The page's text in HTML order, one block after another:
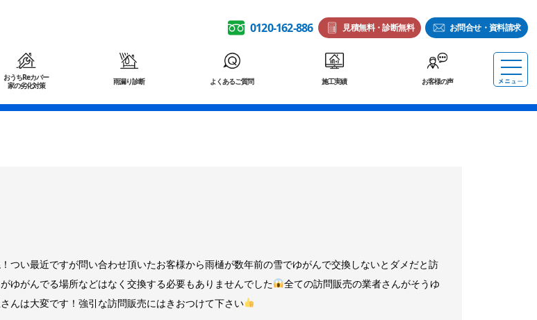
おうちReカバー
家の劣化対策
雨漏り診断 よくあるご質問 施工実績 お客様の声
つい最近ですが問い合わせ頂いたお客様から雨樋が数年前の雪でゆがんで交換しないとダメだと訪
ゆがんでる場所などはなく交換する必要もありませんでした
全ての訪問販売の業者さんがそうゆ
んは大変です！強引な訪問販売にはきおつけて下さい
0120-162-886 見積無料・診断無料 お問合せ・資料請求